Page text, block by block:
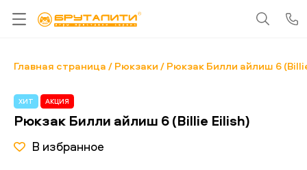
Главная страница Рюкзаки Рюкзак Билли айлиш 6
ХИТ АКЦИЯ
Рюкзак Билли айлиш 6 (Billie Eilish)
В избранное